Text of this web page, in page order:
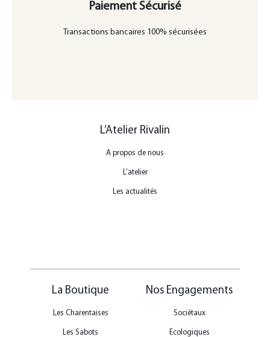
Paiement Sécurisé
Transactions bancaires 100% sécurisées
L’Atelier Rivalin
A propos de nous
L’atelier
Les actualités
La Boutique
Les Charentaises
Les Sabots
Nos Engagements
Sociétaux
Ecologiques